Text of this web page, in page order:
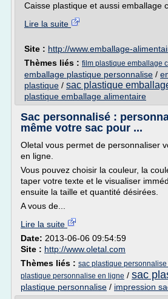
Caisse plastique et aussi emballage
Lire la suite
Site : http://www.emballage-
Thèmes liés : film plastique emballage
emballage plastique personnalise /
plastique / sac plastique
plastique emballage alimentaire
Sac personnalisé :
même votre sac pour ...
Oletal vous permet de personnaliser
en ligne.
Vous pouvez choisir la couleur, la
taper votre texte et le visualiser
ensuite la taille et quantité désirées.
A vous de...
Lire la suite
Date: 2013-06-06 09:54:59
Site : http://www.oletal.com
Thèmes liés : sac plastique
plastique personnalise en ligne / sac
plastique personnalise / impression